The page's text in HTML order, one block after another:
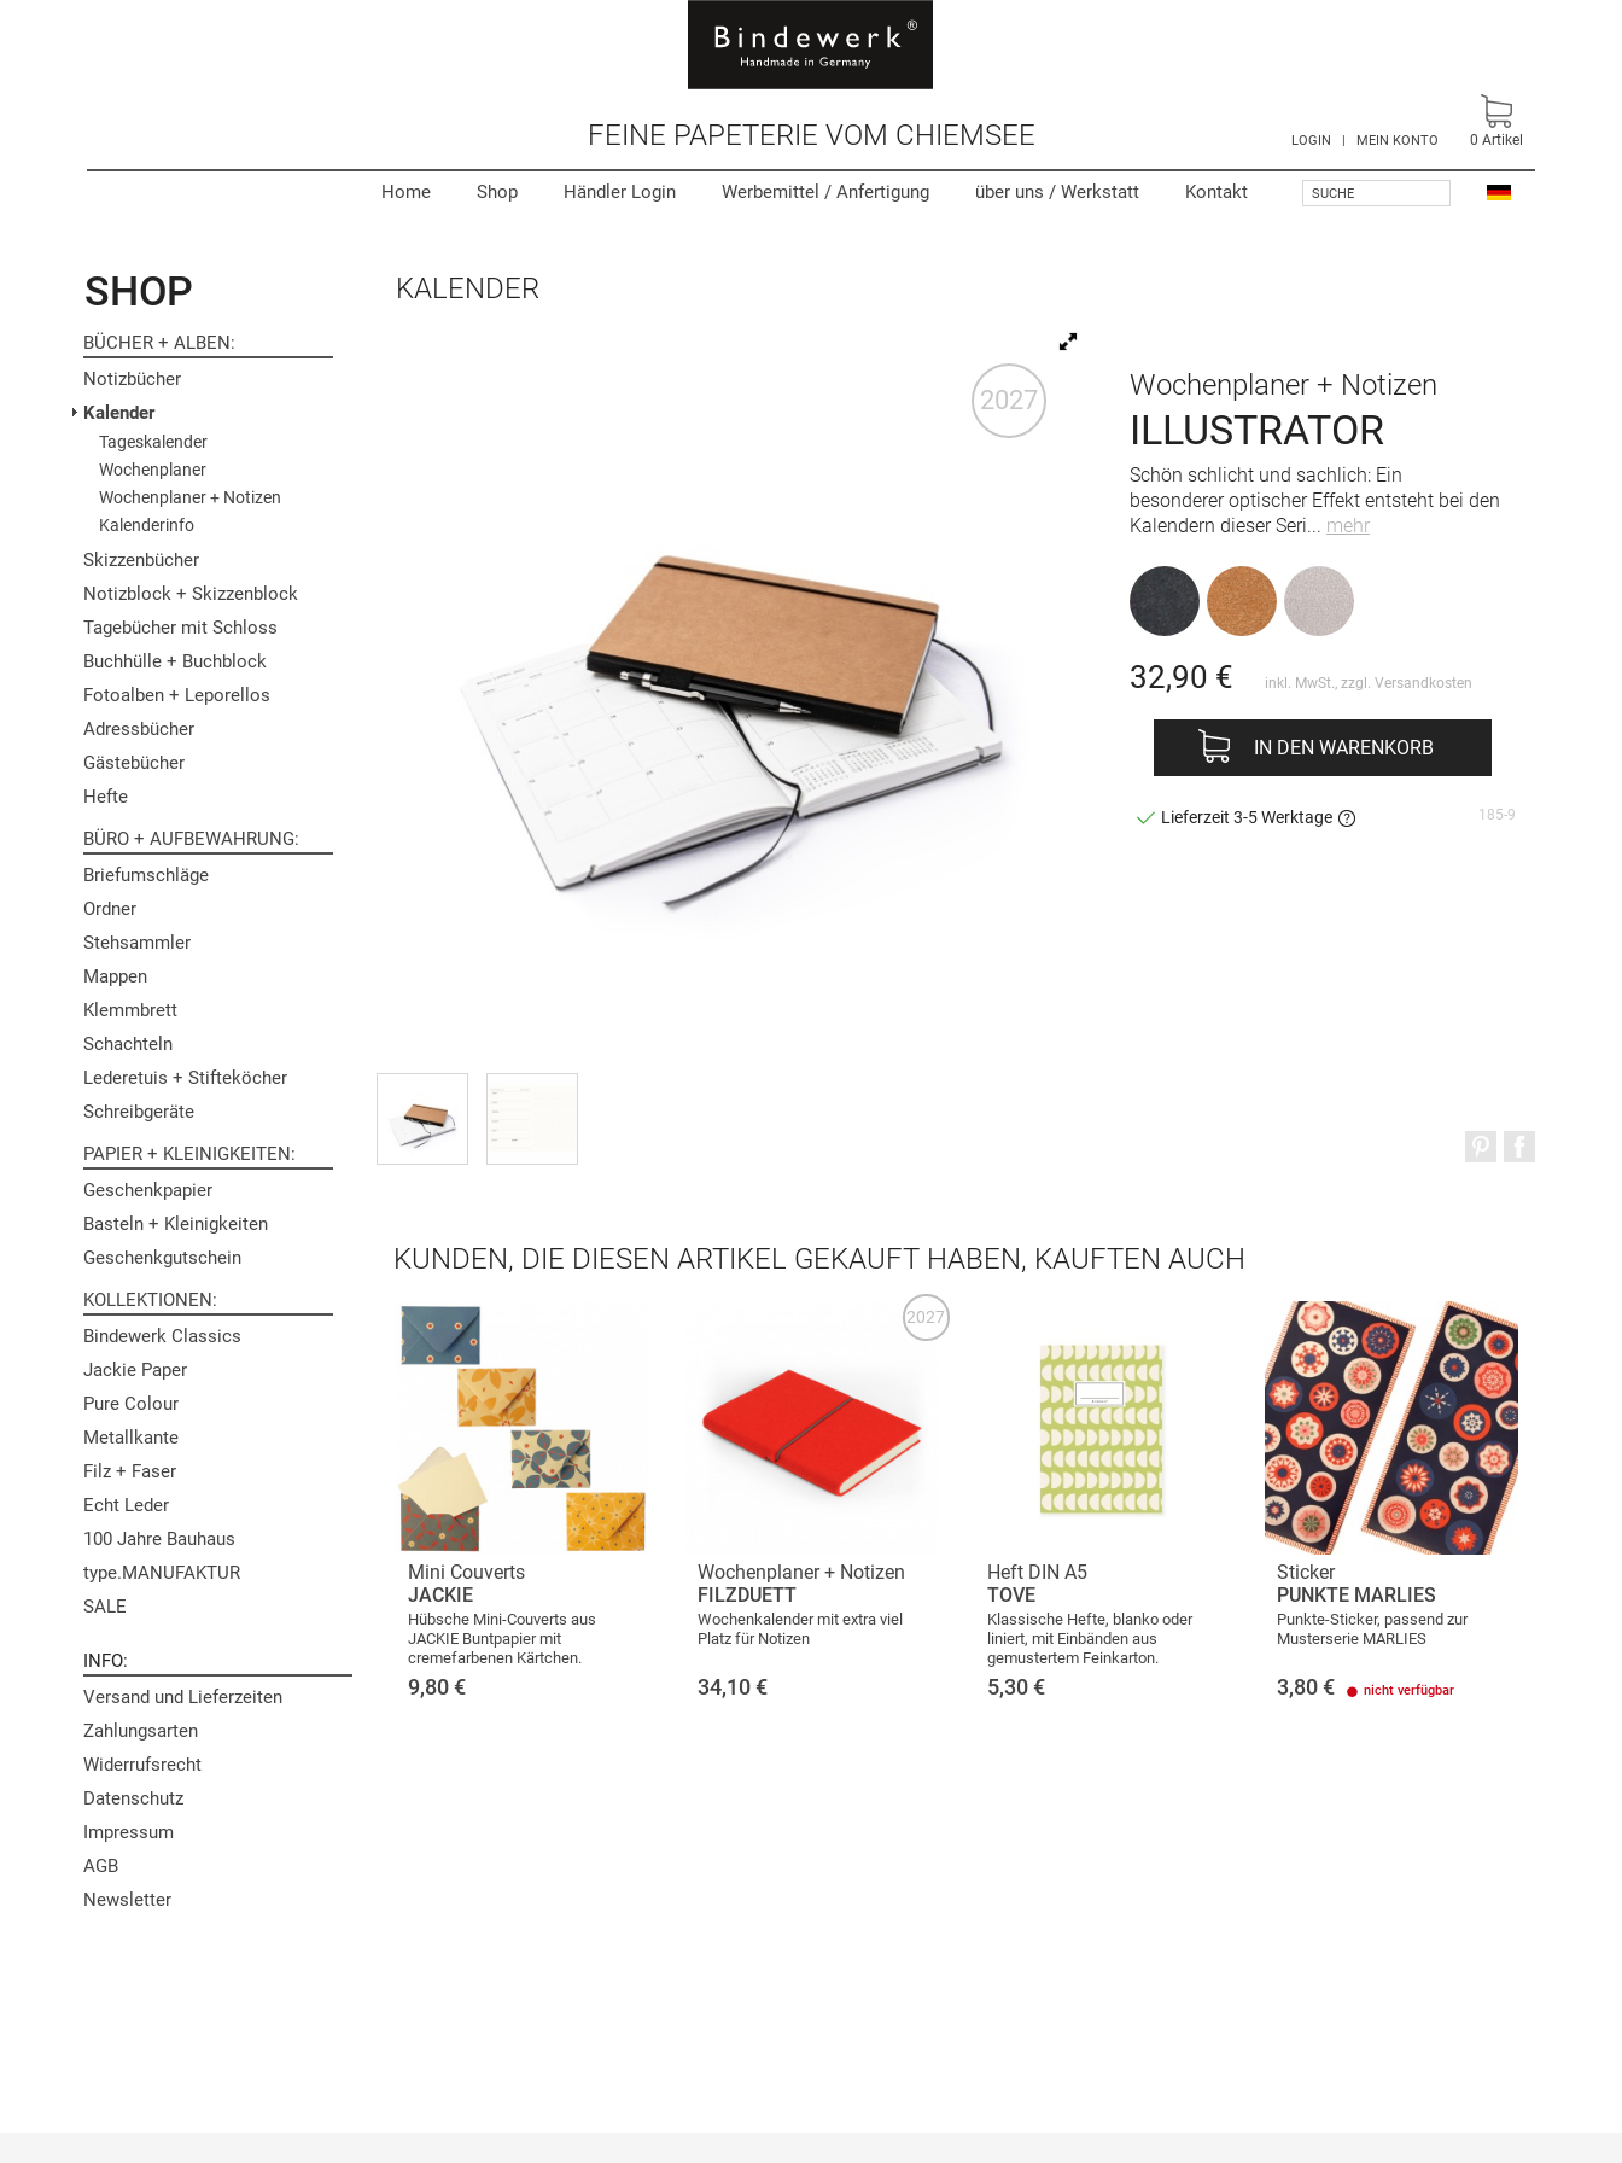
FEINE PAPETERIE VOM CHIEMSEE LOGIN | MEIN KONTO
Home Shop Händler Login Werbemittel / Anfertigung über uns / Werkstatt Kontakt SUCHE
0 Artikel
KALENDER
2027 Wochenplaner + Notizen
ILLUSTRATOR
Schön schlicht und sachlich: Ein
besonderer optischer Effekt entsteht bei den
Kalendern dieser Seri... mehr
32,90 € inkl. MwSt., zzgl. Versandkosten
IN DEN WARENKORB
Lieferzeit 3-5 Werktage 185-9
KUNDEN, DIE DIESEN ARTIKEL GEKAUFT HABEN, KAUFTEN AUCH
Mini Couverts
JACKIE
Hübsche Mini-Couverts aus
JACKIE Buntpapier mit
cremefarbenen Kärtchen.
9,80 €
Wochenplaner + Notizen
FILZDUETT
Wochenkalender mit extra viel
Platz für Notizen
34,10 €
2027
Heft DIN A5
TOVE
Klassische Hefte, blanko oder
liniert, mit Einbänden aus
gemustertem Feinkarton.
5,30 €
Sticker
PUNKTE MARLIES
Punkte-Sticker, passend zur
Musterserie MARLIES
3,80 € nicht verfügbar
SHOP
BÜCHER + ALBEN
Notizbücher
Kalender
Tageskalender
Wochenplaner
Wochenplaner + Notizen
Kalenderinfo
Skizzenbücher
Notizblock + Skizzenblock
Tagebücher mit Schloss
Buchhülle + Buchblock
Fotoalben + Leporellos
Adressbücher
Gästebücher
Hefte
BÜRO + AUFBEWAHRUNG
Briefumschläge
Ordner
Stehsammler
Mappen
Klemmbrett
Schachteln
Lederetuis + Stifteköcher
Schreibgeräte
PAPIER + KLEINIGKEITEN
Geschenkpapier
Basteln + Kleinigkeiten
Geschenkgutschein
KOLLEKTIONEN
Bindewerk Classics
Jackie Paper
Pure Colour
Metallkante
Filz + Faser
Echt Leder
100 Jahre Bauhaus
type.MANUFAKTUR
SALE
INFO
Versand und Lieferzeiten
Zahlungsarten
Widerrufsrecht
Datenschutz
Impressum
AGB
Newsletter